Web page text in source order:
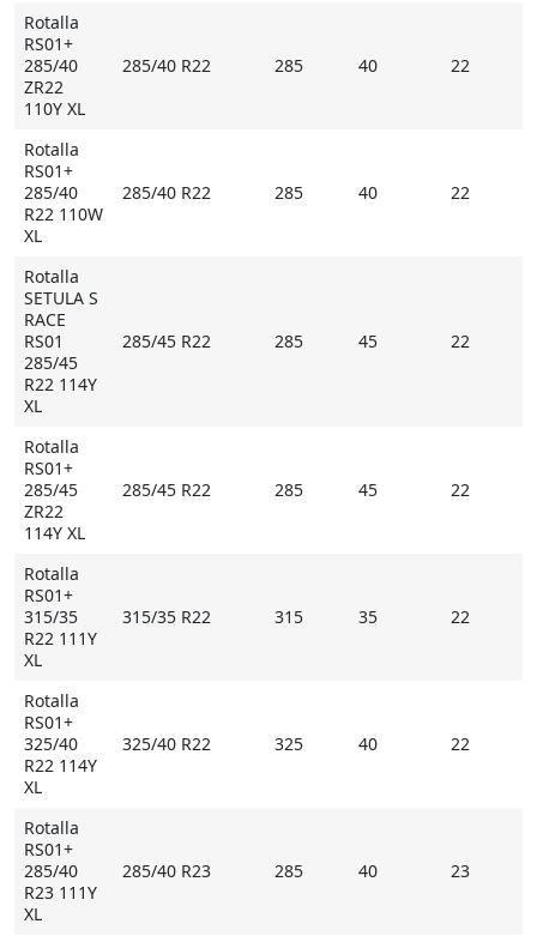
Rotalla
RS01+
285/40
ZR22
110Y XL
285/40 R22 285 40 22
Rotalla
RS01+
285/40
R22 110W
XL
285/40 R22 285 40 22
Rotalla
SETULA S
RACE
RS01
285/45
R22 114Y
XL
285/45 R22 285 45 22
Rotalla
RS01+
285/45
ZR22
114Y XL
285/45 R22 285 45 22
Rotalla
RS01+
315/35
R22 111Y
XL
315/35 R22 315 35 22
Rotalla
RS01+
325/40
R22 114Y
XL
325/40 R22 325 40 22
Rotalla
RS01+
285/40
R23 111Y
XL
285/40 R23 285 40 23